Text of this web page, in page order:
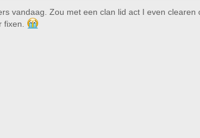
vandaag. Zou met een clan lid act I even
fixen.